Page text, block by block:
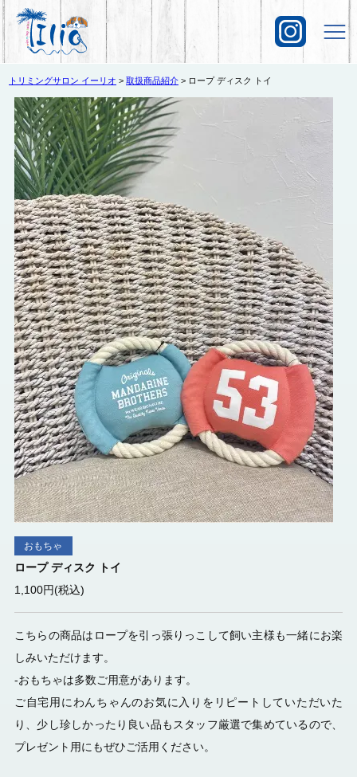
トリミングサロン イーリオ > 取扱商品紹介 > ロープ ディスク トイ
おもちゃ
ロープ ディスク トイ
1,100円(税込)
こちらの商品はロープを引っ張りっこして飼い主様も一緒にお楽
しみいただけます。
-おもちゃは多数ご用意があります。
ご自宅用にわんちゃんのお気に入りをリピートしていただいた
り、少し珍しかったり良い品もスタッフ厳選で集めているので、
プレゼント用にもぜひご活用ください。